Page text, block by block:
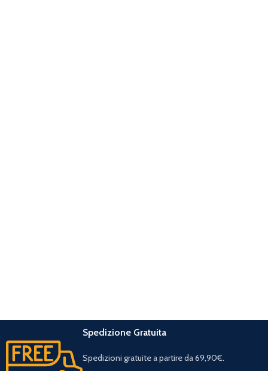
Spedizione Gratuita
Spedizioni gratuite a partire da 69,90€.